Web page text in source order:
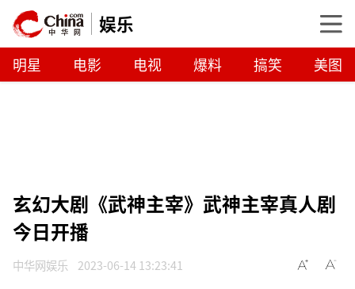
娱乐
明星 电影 电视 爆料 搞笑 美图
玄幻大剧《武神主宰》武神主宰真人剧
今日开播
中华网娱乐 2023-06-14 13:23:41